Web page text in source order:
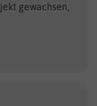
gewachsen,